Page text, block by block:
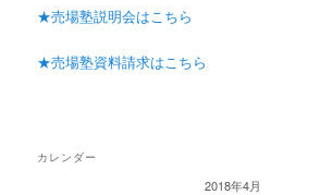
★売場塾説明会はこちら
★売場塾資料請求はこちら
カレンダー
2018年4月